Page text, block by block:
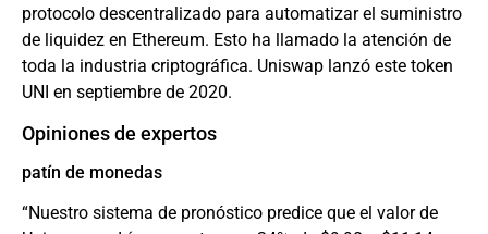
protocolo descentralizado para automatizar el suministro
de liquidez en Ethereum. Esto ha llamado la atención de
toda la industria criptográfica. Uniswap lanzó este token
UNI en septiembre de 2020.
Opiniones de expertos
patín de monedas
“Nuestro sistema de pronóstico predice que el valor de